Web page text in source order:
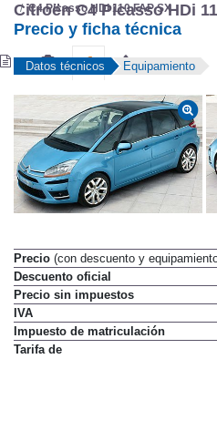
C4 Picasso HDi 110 FAP SX
Citroën C4 Picasso HDi
Precio y ficha técnica
Datos técnicos Equipamiento
Precio (con descuento y
Descuento oficial
Precio sin impuestos
IVA
Impuesto de matriculación
Tarifa de